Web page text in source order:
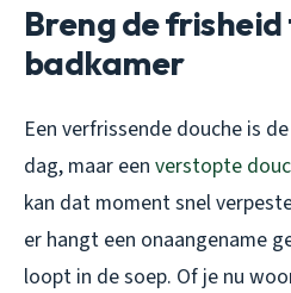
Breng de frisheid
badkamer
Een verfrissende douche is
dag, maar een verstopte
kan dat moment snel
er hangt een onaangename
loopt in de soep. Of je nu